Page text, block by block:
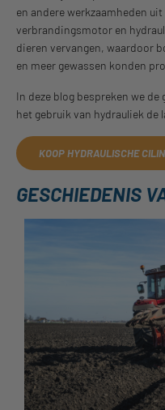
en andere werkzaamheden
verbrandingsmotor en
dieren vervangen, waardoor
en meer gewassen konden
In deze blog bespreken we
het gebruik van hydrauliek
KOOP HYDRAULISCHE
GESCHIEDENIS